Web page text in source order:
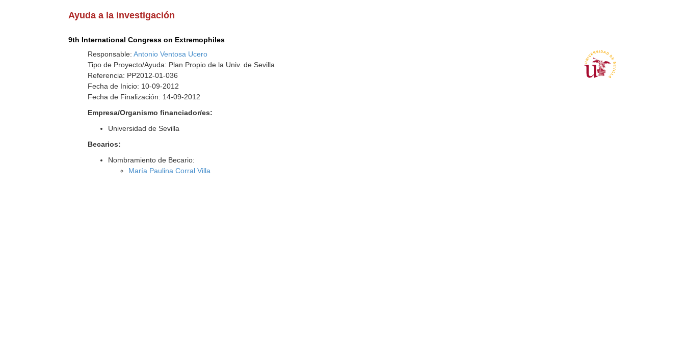
Ayuda a la investigación
9th International Congress on Extremophiles
Responsable:Antonio Ventosa Ucero
Tipo de Proyecto/Ayuda: Plan Propio de la Univ. de Sevilla
Referencia: PP2012-01-036
Fecha de Inicio: 10-09-2012
Fecha de Finalización: 14-09-2012
Empresa/Organismo financiador/es:
Universidad de Sevilla
Becarios:
Nombramiento de Becario:
María Paulina Corral Villa